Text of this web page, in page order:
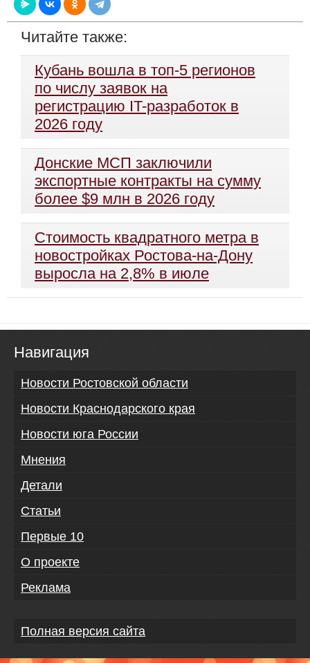
Читайте также:
Кубань вошла в топ-5 регионов
по числу заявок на
регистрацию IT-разработок в
2026 году
Донские МСП заключили
экспортные контракты на сумму
более $9 млн в 2026 году
Стоимость квадратного метра в
новостройках Ростова-на-Дону
выросла на 2,8% в июле
Навигация
Новости Ростовской области
Новости Краснодарского края
Новости юга России
Мнения
Детали
Статьи
Первые 10
О проекте
Реклама
Полная версия сайта